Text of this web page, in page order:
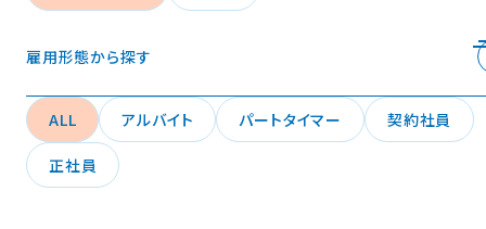
雇用形態から探す
ALL アルバイト パートタイマー 契約社員
正社員